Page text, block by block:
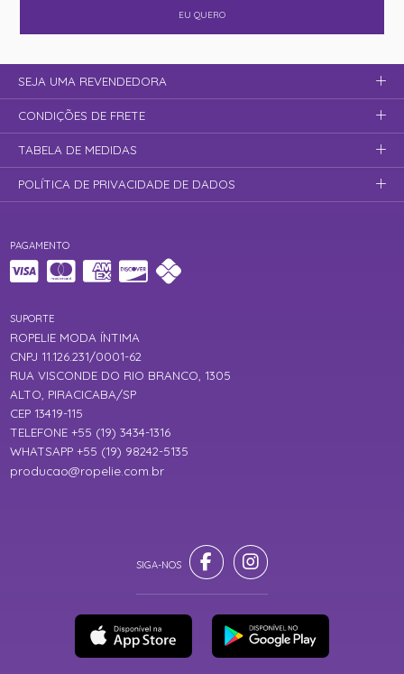
EU QUERO
PAGAMENTO
SUPORTE
ROPELIE MODA ÍNTIMA
CNPJ 11.126.231/0001-62
RUA VISCONDE DO RIO BRANCO, 1305
ALTO, PIRACICABA/SP
CEP 13419-115
TELEFONE +55 (19) 3434-1316
WHATSAPP +55 (19) 98242-5135
producao@ropelie.com.br
SEJA UMA REVENDEDORA
CONDIÇÕES DE FRETE
TABELA DE MEDIDAS
POLÍTICA DE PRIVACIDADE DE DADOS